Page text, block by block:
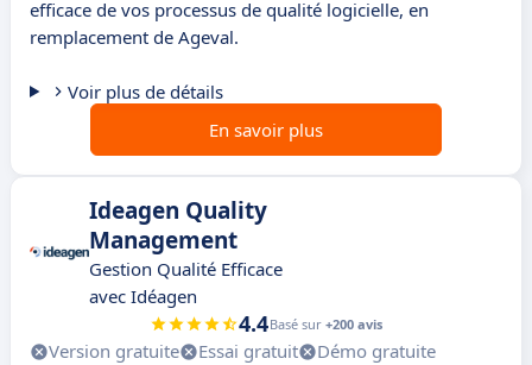
efficace de vos processus de qualité logicielle, en
remplacement de Ageval.
Voir plus de détails
En savoir plus
Ideagen Quality
Management
Gestion Qualité Efficace
avec Idéagen
4.4Basé sur +200 avis
Version gratuite Essai gratuit
Démo gratuite